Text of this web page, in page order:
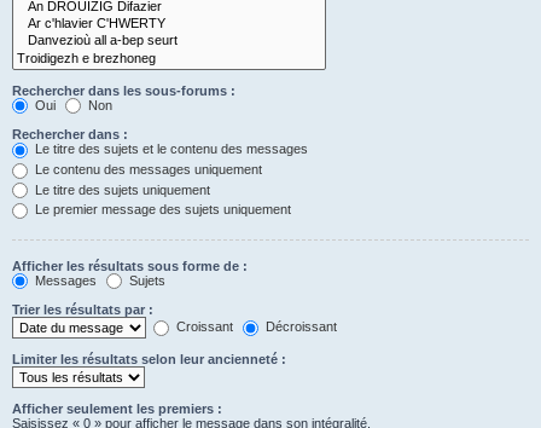
Rechercher dans les sous-forums :
Oui
Non
Rechercher dans :
Le titre des sujets et le contenu des messages
Le contenu des messages uniquement
Le titre des sujets uniquement
Le premier message des sujets uniquement
Afficher les résultats sous forme de :
Messages
Sujets
Trier les résultats par :
Croissant
Décroissant
Limiter les résultats selon leur ancienneté :
Afficher seulement les premiers :
Saisissez « 0 » pour afficher le message dans son intégralité.